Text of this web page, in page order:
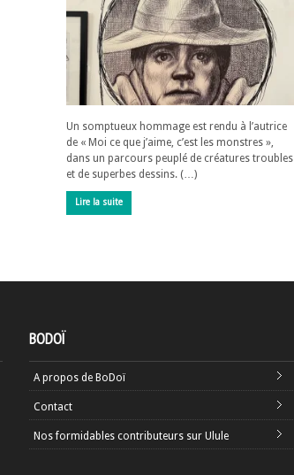
Un somptueux hommage est rendu à l’autrice
de « Moi ce que j’aime, c’est les monstres »,
dans un parcours peuplé de créatures troubles
et de superbes dessins. (…)
Lire la suite
BODOÏ
A propos de BoDoï
Contact
Nos formidables contributeurs sur Ulule